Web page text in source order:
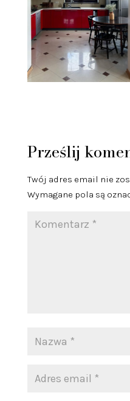
Prześlij
Twój adres email nie
Wymagane pola są